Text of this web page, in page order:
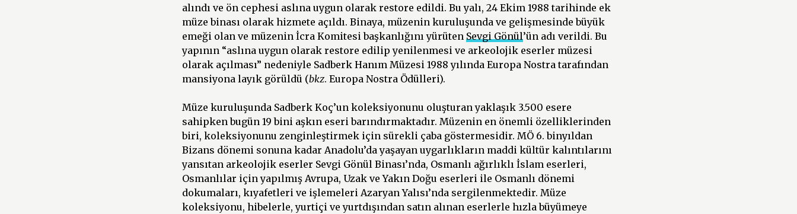
alındı ve ön cephesi aslına uygun olarak restore edildi. Bu yalı, 24 Ekim 1988 tarihinde ek
müze binası olarak hizmete açıldı. Binaya, müzenin kuruluşunda ve gelişmesinde büyük
emeği olan ve müzenin İcra Komitesi başkanlığını yürüten Sevgi Gönül’ün adı verildi. Bu
yapının “aslına uygun olarak restore edilip yenilenmesi ve arkeolojik eserler müzesi
olarak açılması” nedeniyle Sadberk Hanım Müzesi 1988 yılında Europa Nostra tarafından
mansiyona layık görüldü (bkz. Europa Nostra Ödülleri).
Müze kuruluşunda Sadberk Koç’un koleksiyonunu oluşturan yaklaşık 3.500 esere
sahipken bugün 19 bini aşkın eseri barındırmaktadır. Müzenin en önemli özelliklerinden
biri, koleksiyonunu zenginleştirmek için sürekli çaba göstermesidir. MÖ 6. binyıldan
Bizans dönemi sonuna kadar Anadolu’da yaşayan uygarlıkların maddi kültür kalıntılarını
yansıtan arkeolojik eserler Sevgi Gönül Binası’nda, Osmanlı ağırlıklı İslam eserleri,
Osmanlılar için yapılmış Avrupa, Uzak ve Yakın Doğu eserleri ile Osmanlı dönemi
dokumaları, kıyafetleri ve işlemeleri Azaryan Yalısı’nda sergilenmektedir. Müze
koleksiyonu, hibelerle, yurtiçi ve yurtdışından satın alınan eserlerle hızla büyümeye